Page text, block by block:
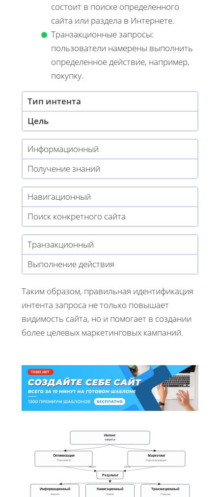
состоит в поиске определенного
сайта или раздела в Интернете.
Транзакционные запросы:
пользователи намерены выполнить
определенное действие, например,
покупку.
Тип интента
Цель
Информационный
Получение знаний
Навигационный
Поиск конкретного сайта
Транзакционный
Выполнение действия
Таким образом, правильная идентификация
интента запроса не только повышает
видимость сайта, но и помогает в создании
более целевых маркетинговых кампаний.
Интент
запроса
Оптимизация
Поисковый
Маркетинг
Персонализация
Результат
Информационный
Знания
Навигационный
Найти
Транзакционный
Покупка
Видит Цель